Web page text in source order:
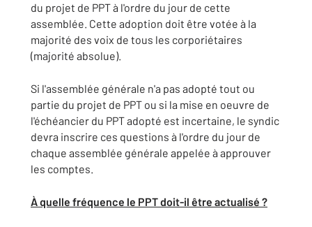
du projet de PPT à l'ordre du jour de cette
assemblée. Cette adoption doit être votée à la
majorité des voix de tous les corporiétaires
(majorité absolue).
Si l'assemblée générale n'a pas adopté tout ou
partie du projet de PPT ou si la mise en oeuvre de
l'échéancier du PPT adopté est incertaine, le syndic
devra inscrire ces questions à l'ordre du jour de
chaque assemblée générale appelée à approuver
les comptes.
À quelle fréquence le PPT doit-il être actualisé ?